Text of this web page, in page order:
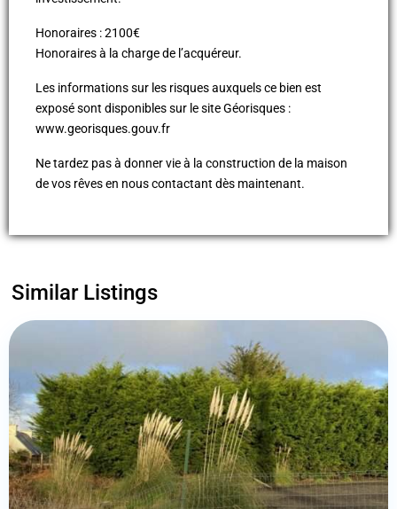
Honoraires : 2100€
Honoraires à la charge de l’acquéreur.
Les informations sur les risques auxquels ce bien est
exposé sont disponibles sur le site Géorisques :
www.georisques.gouv.fr
Ne tardez pas à donner vie à la construction de la maison
de vos rêves en nous contactant dès maintenant.
Similar Listings